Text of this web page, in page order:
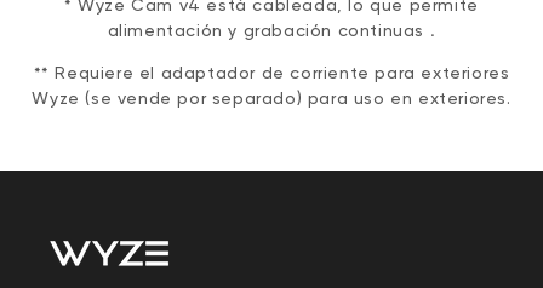
* Wyze Cam v4 está cableada, lo que permite
alimentación y grabación continuas .
** Requiere el adaptador de corriente para exteriores
Wyze (se vende por separado) para uso en exteriores.